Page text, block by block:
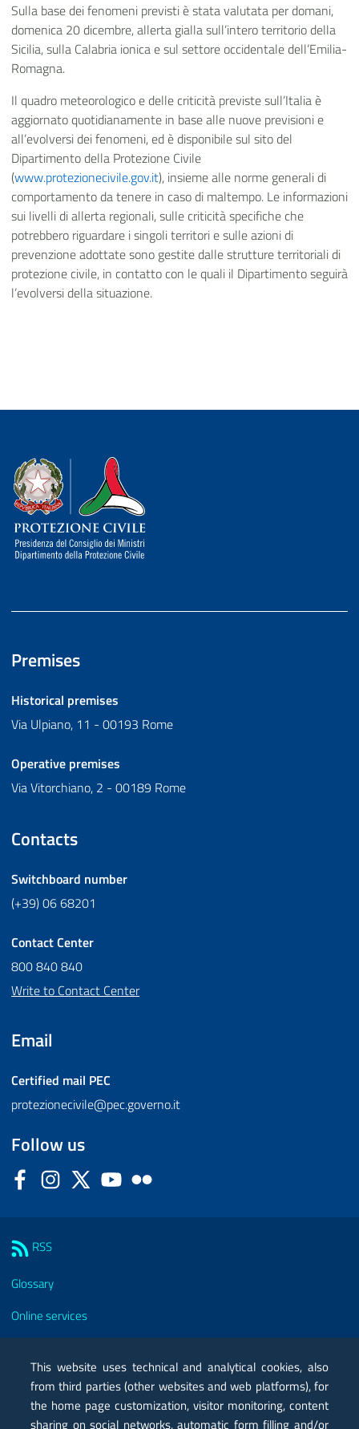
Sulla base dei fenomeni previsti è stata valutata per domani,
domenica 20 dicembre, allerta gialla sull’intero territorio della
Sicilia, sulla Calabria ionica e sul settore occidentale dell’Emilia-
Romagna.
Il quadro meteorologico e delle criticità previste sull’Italia è
aggiornato quotidianamente in base alle nuove previsioni e
all’evolversi dei fenomeni, ed è disponibile sul sito del
Dipartimento della Protezione Civile
(www.protezionecivile.gov.it), insieme alle norme generali di
comportamento da tenere in caso di maltempo. Le informazioni
sui livelli di allerta regionali, sulle criticità specifiche che
potrebbero riguardare i singoli territori e sulle azioni di
prevenzione adottate sono gestite dalle strutture territoriali di
protezione civile, in contatto con le quali il Dipartimento seguirà
l’evolversi della situazione.
Dipartimento della Protezione Civile
Premises
Historical premises
Via Ulpiano, 11 - 00193 Rome
Operative premises
Via Vitorchiano, 2 - 00189 Rome
Contacts
Switchboard number
(+39) 06 68201
Contact Center
800 840 840
Write to Contact Center
Email
Certified mail PEC
protezionecivile@pec.governo.it
Follow us
FacebookInstagram
Twitter YouTube
RSS
Glossary
Online services
Certified mail PEC
Privacy
This website uses technical and analytical cookies, also
from third parties (other websites and web platforms), for
the home page customization, visitor monitoring, content
sharing on social networks, automatic form filling and/or